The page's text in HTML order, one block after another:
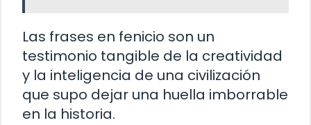
Las frases en fenicio son un
testimonio tangible de la creatividad
y la inteligencia de una civilización
que supo dejar una huella imborrable
en la historia.